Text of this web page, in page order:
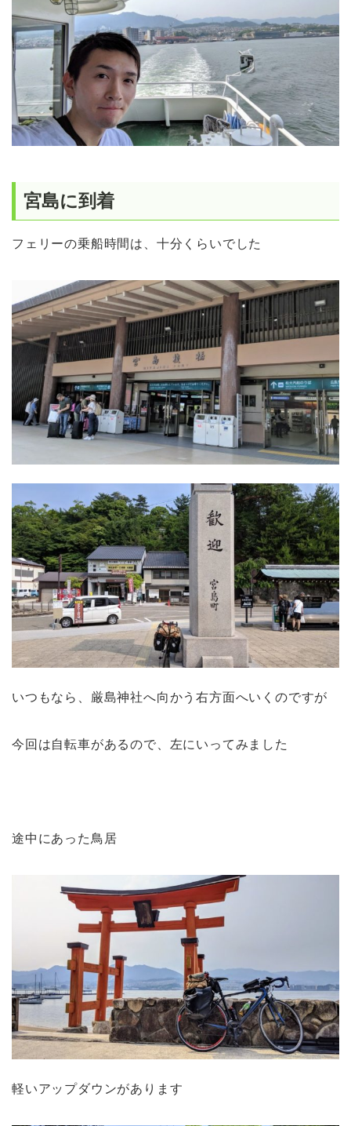
宮島に到着
フェリーの乗船時間は、十分くらいでした
いつもなら、厳島神社へ向かう右方面へいくのですが
今回は自転車があるので、左にいってみました
途中にあった鳥居
軽いアップダウンがあります